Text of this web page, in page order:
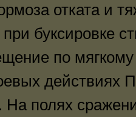
отката и
буксировке
по мягкому
действиях
На полях